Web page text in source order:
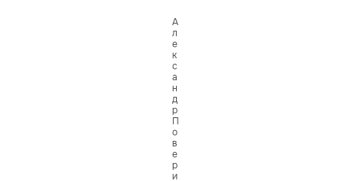
А
л
е
к
с
а
н
д
р
П
о
в
е
р
и